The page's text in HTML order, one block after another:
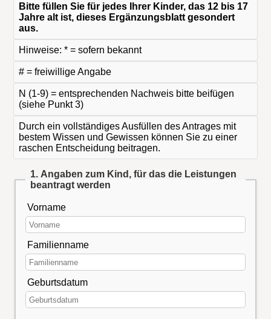
Bitte füllen Sie für jedes Ihrer Kinder, das 12 bis 17
Jahre alt ist, dieses Ergänzungsblatt gesondert
aus.
Hinweise: * = sofern bekannt
# = freiwillige Angabe
N (1-9) = entsprechenden Nachweis bitte beifügen
(siehe Punkt 3)
Durch ein vollständiges Ausfüllen des Antrages mit
bestem Wissen und Gewissen können Sie zu einer
raschen Entscheidung beitragen.
1. Angaben zum Kind, für das die Leistungen
beantragt werden
Vorname
Familienname
Geburtsdatum